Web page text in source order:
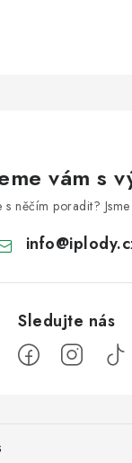
vám s
s něčím poradit?
info@